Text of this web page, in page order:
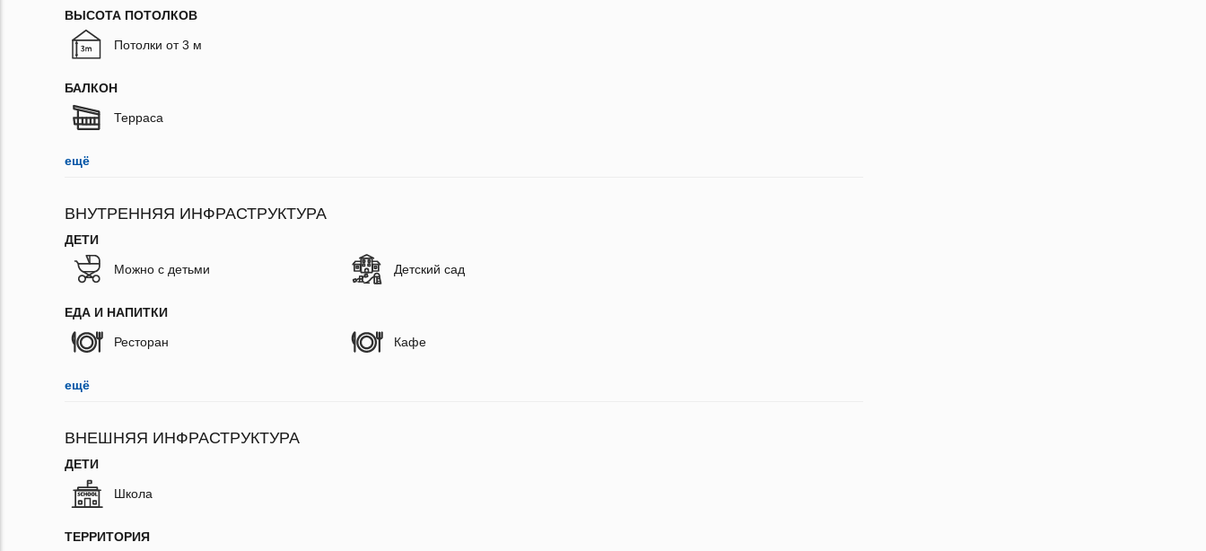
ВЫСОТА ПОТОЛКОВ
Потолки от 3 м
БАЛКОН
Терраса
ещё
ВНУТРЕННЯЯ ИНФРАСТРУКТУРА
ДЕТИ
Можно с детьми Детский сад
ЕДА И НАПИТКИ
Ресторан Кафе
ещё
ВНЕШНЯЯ ИНФРАСТРУКТУРА
ДЕТИ
Школа
ТЕРРИТОРИЯ